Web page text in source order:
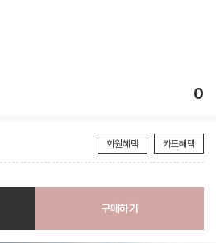
0
회원혜택 카드혜택
구매하기